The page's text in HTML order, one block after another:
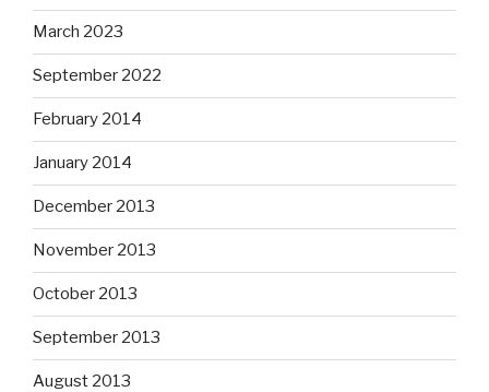
March 2023
September 2022
February 2014
January 2014
December 2013
November 2013
October 2013
September 2013
August 2013